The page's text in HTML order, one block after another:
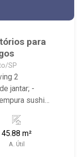
para
SP
2
jantar; -
sushi
45.88 m²
A. Útil